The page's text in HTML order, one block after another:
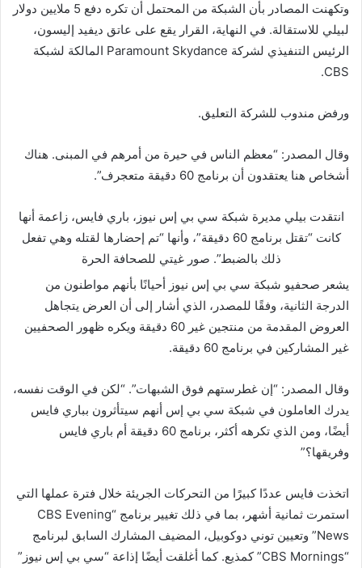
وتكهنت المصادر بأن الشبكة من المحتمل أن تكره دفع 5 ملايين دولار
لبيلي للاستقالة. في النهاية، القرار يقع على عاتق ديفيد إليسون،
الرئيس التنفيذي لشركة Paramount Skydance المالكة لشبكة
CBS.
ورفض مندوب للشركة التعليق.
وقال المصدر: “معظم الناس في حيرة من أمرهم في المبنى. هناك
أشخاص هنا يعتقدون أن برنامج 60 دقيقة متعجرف”.
انتقدت بيلي مديرة شبكة سي بي إس نيوز، باري فايس، زاعمة أنها
كانت “تقتل برنامج 60 دقيقة”، وأنها “تم إحضارها لقتله وهي تفعل
ذلك بالضبط”. صور غيتي للصحافة الحرة
يشعر صحفيو شبكة سي بي إس نيوز أحيانًا بأنهم مواطنون من
الدرجة الثانية، وفقًا للمصدر، الذي أشار إلى أن العرض يتجاهل
العروض المقدمة من منتجين غير 60 دقيقة ويكره ظهور الصحفيين
غير المشاركين في برنامج 60 دقيقة.
وقال المصدر: “إن غطرستهم فوق الشبهات”. “لكن في الوقت نفسه،
يدرك العاملون في شبكة سي بي إس أنهم سيتأثرون بباري فايس
أيضًا، ومن الذي تكرهه أكثر، برنامج 60 دقيقة أم باري فايس
وفريقها؟”
اتخذت فايس عددًا كبيرًا من التحركات الجريئة خلال فترة عملها التي
استمرت ثمانية أشهر، بما في ذلك تغيير برنامج “CBS Evening
News” وتعيين توني دوكوبيل، المضيف المشارك السابق لبرنامج
“CBS Mornings” كمذيع. كما أغلقت أيضًا إذاعة “سي بي إس نيوز”